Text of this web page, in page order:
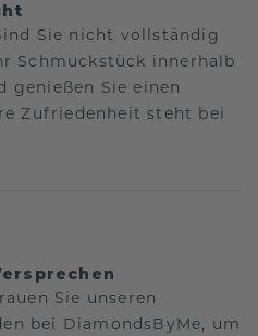
Sie nicht vollständig
Schmuckstück innerhalb
genießen Sie einen
Zufriedenheit steht bei
Sie unseren
bei DiamondsByMe, um